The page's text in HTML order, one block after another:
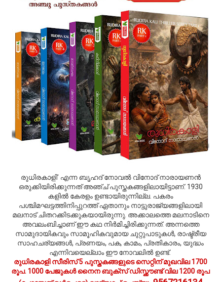
രുധിരകാളി' എന്ന ബൃഹദ് നോവല്‍ വിനോദ് നാരായണന്‍
ഒരുക്കിയിരിക്കുന്നത് അഞ്ച് പുസ്തകങ്ങളിലായിട്ടാണ്. 1930
കളില്‍ കേരളം ഉണ്ടായിരുന്നില്ല. പകരം
പശ്ചിമഘട്ടത്തിനിപ്പുറത്ത് ഏതാനും നാട്ടുരാജ്യങ്ങളിലായി
മലനാട് ചിതറക്കിടക്കുകയായിരുന്നു. അക്കാലത്തെ മലനാടിനെ
അവലംബിച്ചാണ് ഈ കഥ നിര്‍മിച്ചിരിക്കുന്നത്. അന്നത്തെ
സാമുദായികവും സാമൂഹികവുമായ ചുറ്റുപാടുകള്‍, രാഷ്ട്രീയ
സാഹചര്യങ്ങള്‍, പ്രണയം, പക, കാമം, പ്രതികാരം, യുദ്ധം
എന്നിവയെല്ലാം ഈ നോവലില്‍ ഉണ്ട്.
രുധിരകാളി സീരിസ് 5 പുസ്തകങ്ങളുടെ സെറ്റിന് മുഖവില 1700
രൂപ. 1000 പേജുകള്‍ നൈന ബുക്സ് ഡിസ്ക്കൗണ്ട് വില 1200 രൂപ